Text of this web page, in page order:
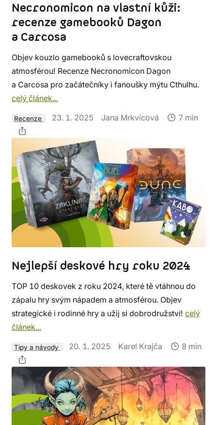
Necronomicon na vlastní kůži:
recenze gamebooků Dagon
a Carcosa
Objev kouzlo gamebooků s lovecraftovskou
atmosférou! Recenze Necronomicon Dagon
a Carcosa pro začátečníky i fanoušky mýtu Cthulhu.
celý článek...
Recenze 23. 1. 2025 Jana Mrkvicová 7 min
Nejlepší deskové hry roku 2024
TOP 10 deskovek z roku 2024, které tě vtáhnou do
zápalu hry svým nápadem a atmosférou. Objev
strategické i rodinné hry a užij si dobrodružství! celý
článek...
Tipy a návody 20. 1. 2025 Karel Krajča 8 min